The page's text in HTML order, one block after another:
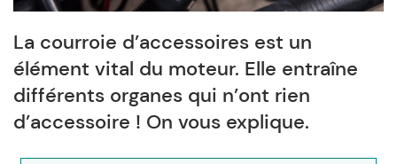
La courroie d’accessoires est un
élément vital du moteur. Elle entraîne
différents organes qui n’ont rien
d’accessoire ! On vous explique.